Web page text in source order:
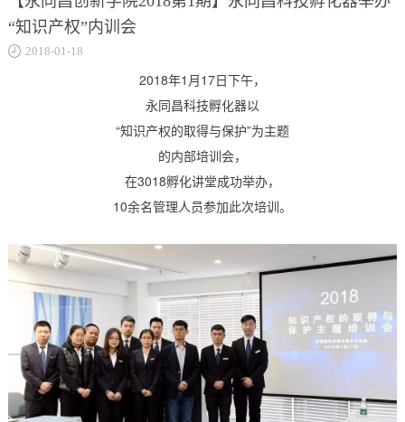
创新
“知识产权”内训会
2018-01-18
2018年1月17日下午，
永同昌科技孵化器以
“知识产权的取得与保护”为主题
的内部培训会，
在3018孵化讲堂成功举办，
10余名管理人员参加此次培训。